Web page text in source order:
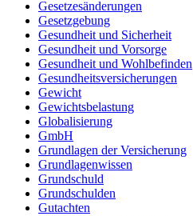
Gesetzesänderungen
Gesetzgebung
Gesundheit und Sicherheit
Gesundheit und Vorsorge
Gesundheit und Wohlbefinden
Gesundheitsversicherungen
Gewicht
Gewichtsbelastung
Globalisierung
GmbH
Grundlagen der Versicherung
Grundlagenwissen
Grundschuld
Grundschulden
Gutachten